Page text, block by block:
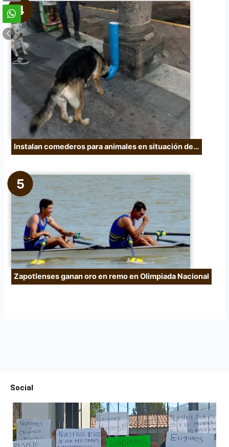
Instalan comederos para animales en situación de…
Zapotlenses ganan oro en remo en Olimpiada Nacional
Social